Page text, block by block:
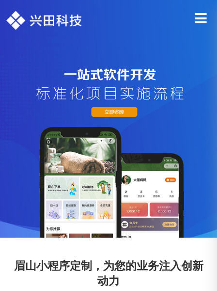
眉山小程序定制，为您的业务注入创新
动力